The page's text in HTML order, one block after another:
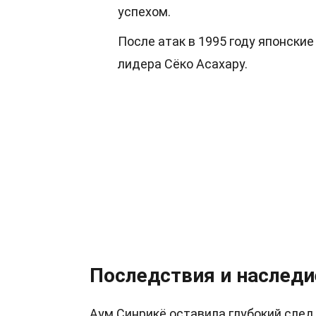
успехом.
После атак в 1995 году
лидера Сёко Асахару.
Последствия и